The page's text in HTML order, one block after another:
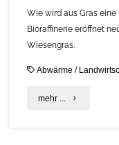
Wie wird aus Gras eine
Bioraffinerie eröffnet
Wiesengras.
Abwärme /
mehr ... "Grüne